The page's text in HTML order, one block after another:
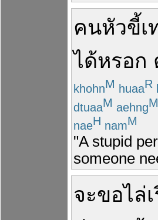
คนหัวขี้เ
ได้หรอก
khohnM huaaR
dtuaaM aehngM
naeH namM
"A stupid
someone
จะขอไล่